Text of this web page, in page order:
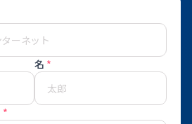
名 *
*